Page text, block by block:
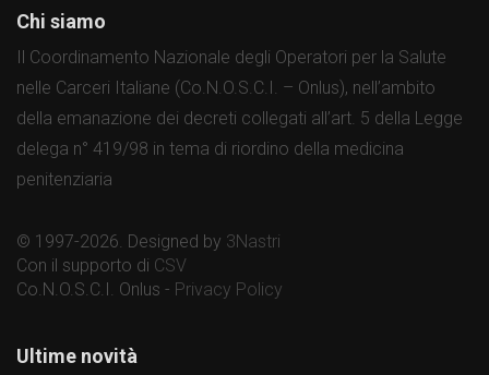
Chi siamo
Il Coordinamento Nazionale degli Operatori per la Salute
nelle Carceri Italiane (Co.N.O.S.C.I. – Onlus), nell’ambito
della emanazione dei decreti collegati all’art. 5 della Legge
delega n° 419/98 in tema di riordino della medicina
penitenziaria
© 1997-2026. Designed by 3Nastri
Con il supporto di CSV
Co.N.O.S.C.I. Onlus - Privacy Policy
Ultime novità